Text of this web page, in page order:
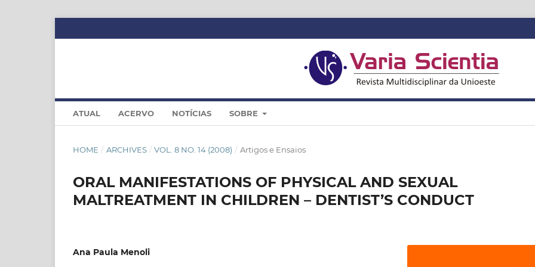
ATUAL ACERVO NOTÍCIAS SOBRE
HOME / ARCHIVES / VOL. 8 NO. 14 (2008) / Artigos e Ensaios
ORAL MANIFESTATIONS OF PHYSICAL AND SEXUAL
MALTREATMENT IN CHILDREN – DENTIST’S CONDUCT
Ana Paula Menoli